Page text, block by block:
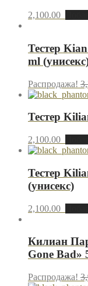
2,100.00
Тестер
ml
Распродажа!
Тестер
2,100.00
Тестер
(унисекс)
2,100.00
Килиан
Gone
Распродажа!